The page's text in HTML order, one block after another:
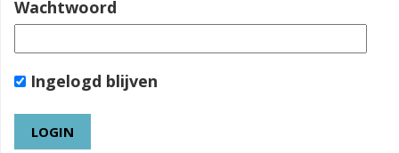
Wachtwoord
Ingelogd blijven